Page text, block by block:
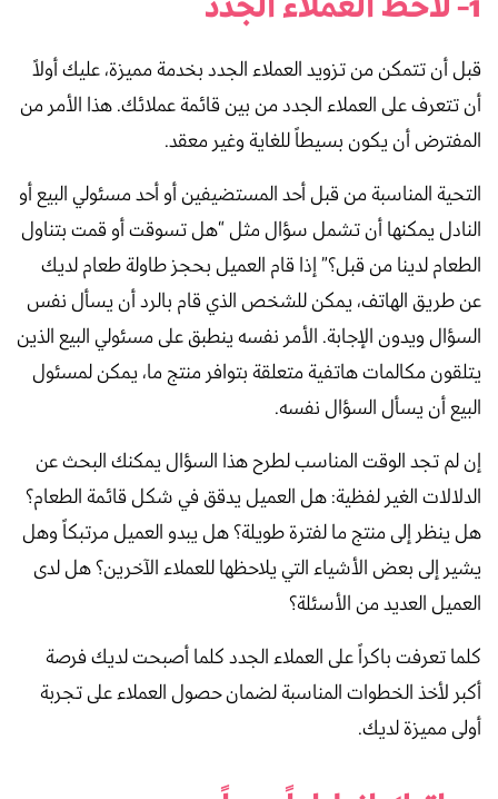
قبل أن تتمكن من تزويد العملاء الجدد بخدمة مميزة، عليك أولاً
أن تتعرف على العملاء الجدد من بين قائمة عملائك. هذا الأمر من
المفترض أن يكون بسيطاً للغاية وغير معقد.
التحية المناسبة من قبل أحد المستضيفين أو أحد مسئولي البيع أو
النادل يمكنها أن تشمل سؤال مثل “هل تسوقت أو قمت بتناول
الطعام لدينا من قبل؟” إذا قام العميل بحجز طاولة طعام لديك
عن طريق الهاتف، يمكن للشخص الذي قام بالرد أن يسأل نفس
السؤال ويدون الإجابة. الأمر نفسه ينطبق على مسئولي البيع الذين
يتلقون مكالمات هاتفية متعلقة بتوافر منتج ما، يمكن لمسئول
البيع أن يسأل السؤال نفسه.
إن لم تجد الوقت المناسب لطرح هذا السؤال يمكنك البحث عن
الدلالات الغير لفظية: هل العميل يدقق في شكل قائمة الطعام؟
هل ينظر إلى منتج ما لفترة طويلة؟ هل يبدو العميل مرتبكاً وهل
يشير إلى بعض الأشياء التي يلاحظها للعملاء الآخرين؟ هل لدى
العميل العديد من الأسئلة؟
كلما تعرفت باكراً على العملاء الجدد كلما أصبحت لديك فرصة
أكبر لأخذ الخطوات المناسبة لضمان حصول العملاء على تجربة
أولى مميزة لديك.